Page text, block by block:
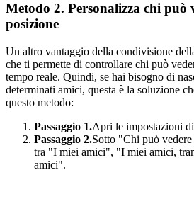
Metodo 2. Personalizza chi può
posizione
Un altro vantaggio della condivisione
che ti permette di controllare chi può
tempo reale. Quindi, se hai bisogno di
determinati amici, questa è la soluzione
questo metodo:
Passaggio 1.Apri le impostazioni
Passaggio 2.Sotto "Chi può
tra "I miei amici", "I miei amici,
amici".